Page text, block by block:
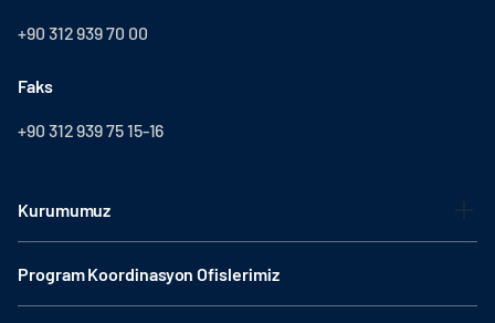
+90 312 939 70 00
Faks
+90 312 939 75 15-16
Kurumumuz
Program Koordinasyon Ofislerimiz